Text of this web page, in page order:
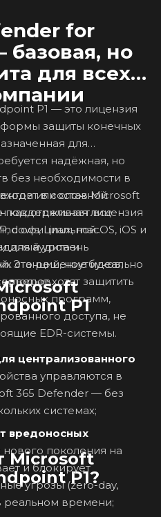
for
базовая, но
для всех
P1 — это лицензия
защиты конечных
для
надёжная, но
без необходимости в
или сложной
поддерживает все
Linux, macOS, iOS и
уровень
станций, ноутбуков,
в состав Microsoft
как отдельная лицензия
с официальной
для аудита и
Это решение идеально
хотят защитить
программ,
доступа, не
EDR-системы.
P1
централизованного
управляются в
365 Defender — без
системах;
вредоносных
нового поколения на
и блокирует
угрозы (zero-day,
реальном времени;
Microsoft
P1?